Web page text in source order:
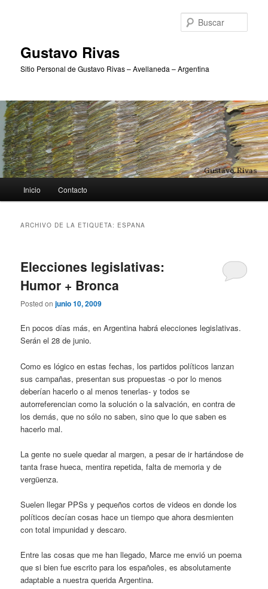
Gustavo Rivas
Sitio Personal de Gustavo Rivas – Avellaneda – Argentina
principal
Inicio Contacto
ARCHIVO DE LA ETIQUETA: ESPANA
Elecciones legislativas:
Humor + Bronca
Posted onjunio 10, 2009
En pocos días más, en Argentina habrá elecciones legislativas.
Serán el 28 de junio.
Como es lógico en estas fechas, los partidos políticos lanzan
sus campañas, presentan sus propuestas -o por lo menos
deberían hacerlo o al menos tenerlas- y todos se
autorreferencian como la solución o la salvación, en contra de
los demás, que no sólo no saben, sino que lo que saben es
hacerlo mal.
La gente no suele quedar al margen, a pesar de ir hartándose de
tanta frase hueca, mentira repetida, falta de memoria y de
vergüenza.
Suelen llegar PPSs y pequeños cortos de videos en donde los
políticos decían cosas hace un tiempo que ahora desmienten
con total impunidad y descaro.
Entre las cosas que me han llegado, Marce me envió un poema
que si bien fue escrito para los españoles, es absolutamente
adaptable a nuestra querida Argentina.